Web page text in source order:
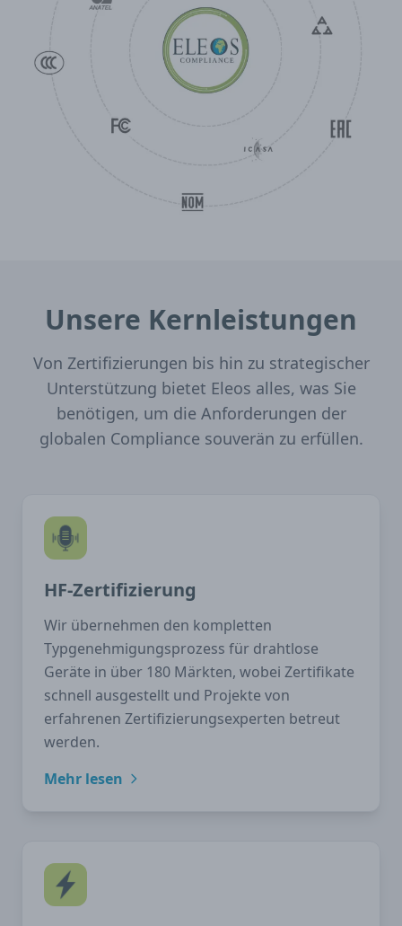
Unsere Kernleistungen
Von Zertifizierungen bis hin zu strategischer
Unterstützung bietet Eleos alles, was Sie
benötigen, um die Anforderungen der
globalen Compliance souverän zu erfüllen.
HF-Zertifizierung
Wir übernehmen den kompletten
Typgenehmigungsprozess für drahtlose
Geräte in über 180 Märkten, wobei Zertifikate
schnell ausgestellt und Projekte von
erfahrenen Zertifizierungsexperten betreut
werden.
Mehr lesen